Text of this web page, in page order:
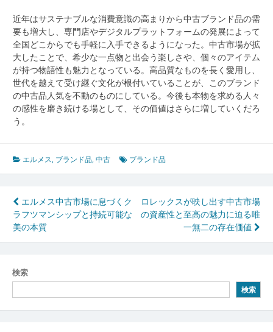
近年はサステナブルな消費意識の高まりから中古ブランド品の需
要も増大し、専門店やデジタルプラットフォームの発展によって
全国どこからでも手軽に入手できるようになった。中古市場が拡
大したことで、希少な一点物と出会う楽しさや、個々のアイテム
が持つ物語性も魅力となっている。高品質なものを長く愛用し、
世代を越えて受け継ぐ文化が根付いていることが、このブランド
の中古品人気を不動のものにしている。今後も本物を求める人々
の感性を磨き続ける場として、その価値はさらに増していくだろ
う。
エルメス, ブランド品,中古 ブランド品
投
稿
ナ
ビ
ゲ
ー
エルメス中古市場に息づくク
ラフツマンシップと持続可能な
美の本質
ロレックスが映し出す中古市場
の資産性と至高の魅力に迫る唯
一無二の存在価値
検索
検索